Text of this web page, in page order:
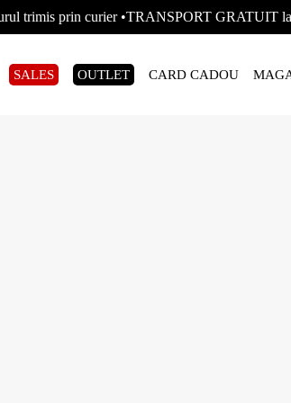
trimis prin curier •TRANSPORT GRATUIT
SALES OUTLET CARD CADOU